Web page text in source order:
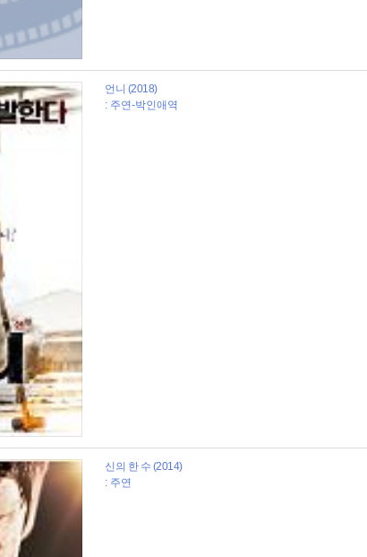
언니 (2018)
: 주연-박인애역
신의 한 수 (2014)
: 주연